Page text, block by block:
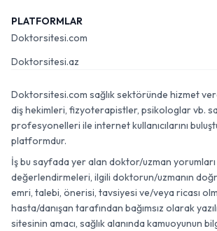
PLATFORMLAR
Doktorsitesi.com
Doktorsitesi.az
Doktorsitesi.com sağlık sektöründe hizmet
diş hekimleri, fizyoterapistler, psikologlar vb.
profesyonelleri ile internet kullanıcılarını
platformdur.
İş bu sayfada yer alan doktor/uzman yorumları
değerlendirmeleri, ilgili doktorun/uzmanın
emri, talebi, önerisi, tavsiyesi ve/veya ricası
hasta/danışan tarafından bağımsız olarak
sitesinin amacı, sağlık alanında kamuoyunun